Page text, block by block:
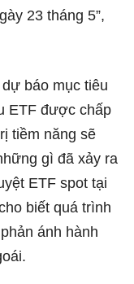
23 tháng 5”,
báo mục tiêu
ETF được chấp
tiềm năng sẽ
gì đã xảy ra
ETF spot tại
biết quá trình
ánh hành